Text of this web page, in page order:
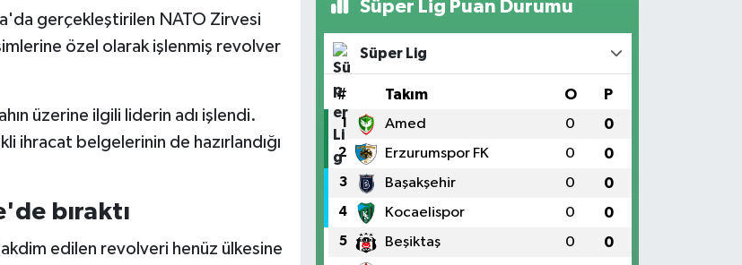
gerçekleştirilen NATO Zirvesi
özel olarak işlenmiş revolver
üzerine ilgili liderin adı işlendi.
ihracat belgelerinin de hazırlandığı
bıraktı
edilen revolveri henüz ülkesine
Süper Lig Puan Durumu
Süper Lig
# Takım O P
1 Amed 0 0
2 Erzurumspor FK 0 0
3 Başakşehir 0 0
4 Kocaelispor 0 0
5 Beşiktaş 0 0